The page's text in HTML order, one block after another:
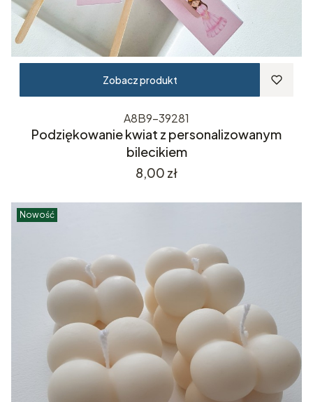
Zobacz produkt
A8B9-39281
Podziękowanie kwiat z personalizowanym
bilecikiem
Cena
8,00 zł
Nowość